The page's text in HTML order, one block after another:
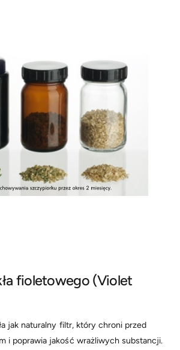
fioletowego (Violet
jak naturalny filtr, który chroni przed
i poprawia jakość wrażliwych substancji.